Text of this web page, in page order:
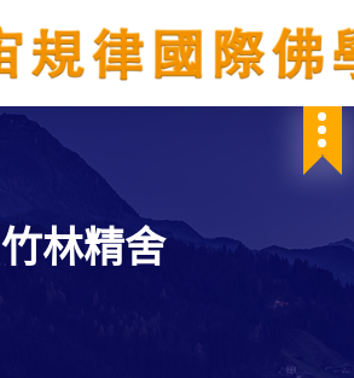
竹林精舍